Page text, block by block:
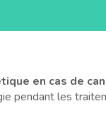
en cas de
pendant les